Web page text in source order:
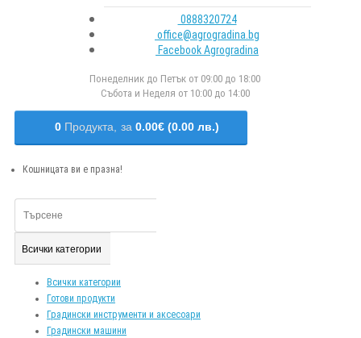
0888320724
office@agrogradina.bg
Facebook Agrogradina
Понеделник до Петък от 09:00 до 18:00
Събота и Неделя от 10:00 до 14:00
0 Продукта, за 0.00€ (0.00 лв.)
Кошницата ви е празна!
Всички категории
Всички категории
Готови продукти
Градински инструменти и аксесоари
Градински машини